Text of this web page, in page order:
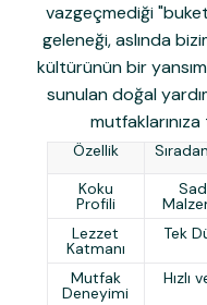
vazgeçmediği
geleneği, aslında
kültürünün bir
sunulan doğal
mutfaklarınıza
Özellik
Koku
Profili
Lezzet
Katmanı
Tek
Mutfak
Deneyimi
Hızlı